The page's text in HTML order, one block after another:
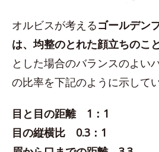
オルビスが考えるゴールデン
は、均整のとれた顔立ちのこと
とした場合のバランスのよい
の比率を下記のように示してい
目と目の距離 1：1
目の縦横比 0.3：1